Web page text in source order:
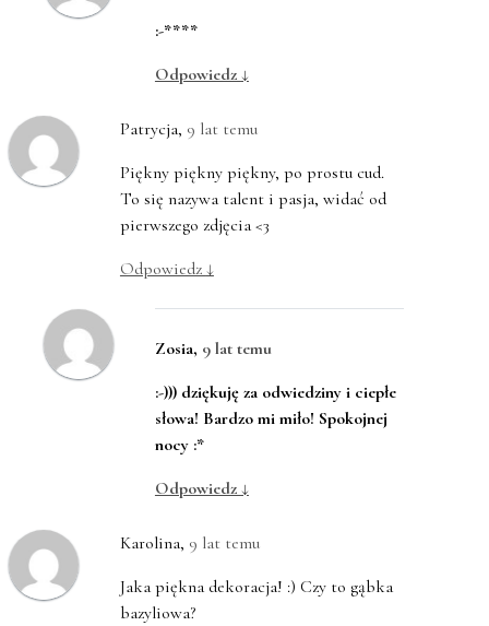
:-****
Odpowiedz ↓
Patrycja, 9 lat temu
Piękny piękny piękny, po prostu cud.
To się nazywa talent i pasja, widać od
pierwszego zdjęcia <3
Odpowiedz ↓
Zosia, 9 lat temu
:-))) dziękuję za odwiedziny i ciepłe
słowa! Bardzo mi miło! Spokojnej
nocy :*
Odpowiedz ↓
Karolina, 9 lat temu
Jaka piękna dekoracja! :) Czy to gąbka
bazyliowa?